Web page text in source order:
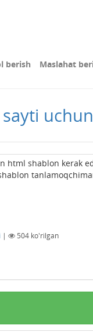
berish Maslahat
html shablon kerak
| 504 ko'rilgan